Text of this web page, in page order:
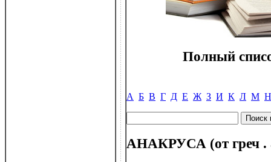
Полный
А Б В Г Д Е Ж З И К Л М Н
АНАКРУСА (от греч .